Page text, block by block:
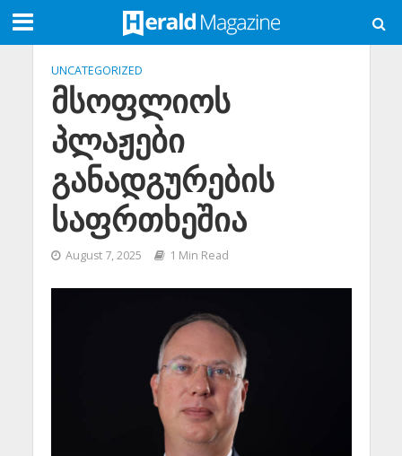
UNCATEGORIZED
მსოფლიოს
პლაჟები
განადგურების
საფრთხეშია
August 7, 2025 1 Min Read